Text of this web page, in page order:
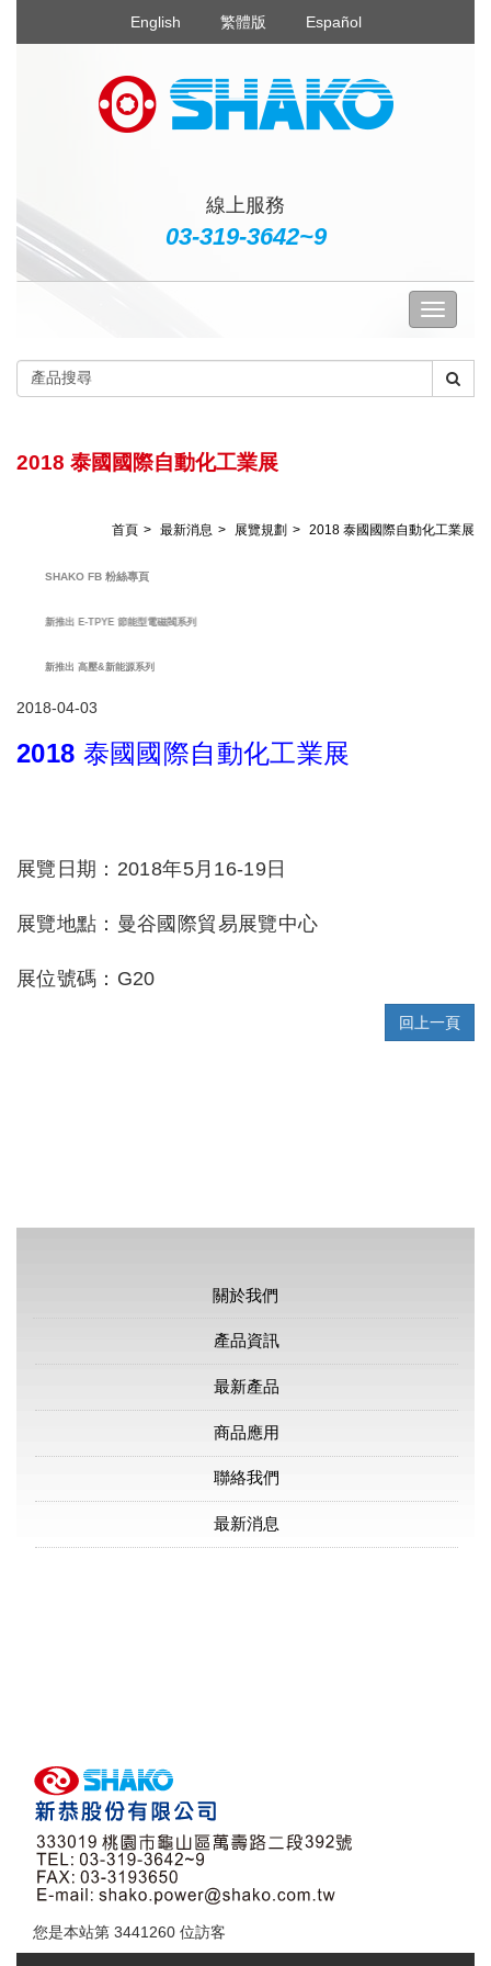
English 繁體版 Español
線上服務
03-319-3642~9
2018 泰國國際自動化工業展
首頁 最新消息 展覽規劃 2018 泰國國際自動化工業展
SHAKO FB 粉絲專頁
新推出 E-TPYE 節能型電磁閥系列
新推出 高壓&新能源系列
2018-04-03
2018 泰國國際自動化工業展
展覽日期：2018年5月16-19日
展覽地點：曼谷國際貿易展覽中心
展位號碼：G20
回上一頁
關於我們
產品資訊
最新產品
商品應用
聯絡我們
最新消息
您是本站第 3441260 位訪客